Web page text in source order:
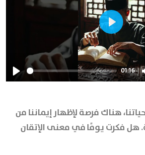
Play
01:16
Play
هناك فرصة لإظهار إيماننا من
هل فكرت يومًا في معنى الإتقان